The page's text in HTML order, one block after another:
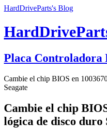
HardDriveParts's Blog
Placa Controladora
Cambie el chip BIOS en
Seagate
Cambie el chip
lógica de disco duro